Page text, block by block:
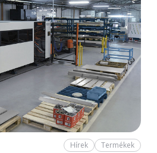
Hírek Termékek